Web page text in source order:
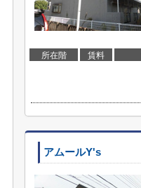
所在階 賃料
アムールY's